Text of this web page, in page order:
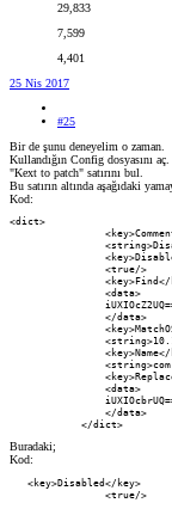
29,833
7,599
4,401
25 Nis 2017
#25
Bir de şunu deneyelim o zaman.
Kullandığın Config dosyasını aç.
"Kext to patch" satırını bul.
Bu satırın altında aşağıdaki
Kod:
<dict>
                <true/>
                <data>
                </data>
                <data>
                </data>
            </dict>
Buradaki;
Kod:
   <key>Disabled</key>
                <true/>